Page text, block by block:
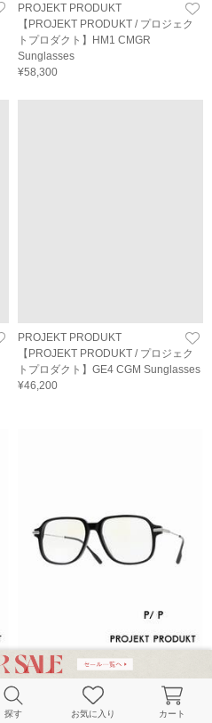
PROJEKT PRODUKT
【PROJEKT PRODUKT / プロジェク
トプロダクト】HM1 CMGR
Sunglasses
¥58,300
PROJEKT PRODUKT
【PROJEKT PRODUKT / プロジェク
トプロダクト】GE4 CGM Sunglasses
¥46,200
PROJEKT PRODUKT
【PROJEKT PRODUKT / プロジェク
トプロダクト】CL12 C1 Optical
¥46,200
探す お気に入り カート